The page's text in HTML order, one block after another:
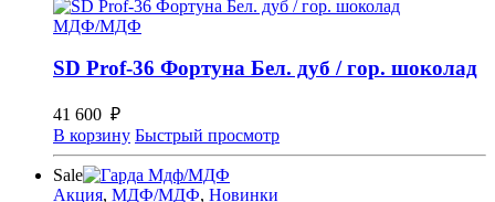
МДФ/МДФ
SD Prof-36 Фортуна Бел. дуб / гор. шоколад
41 600 ₽
В корзину Быстрый просмотр
Sale
Акция, МДФ/МДФ, Новинки